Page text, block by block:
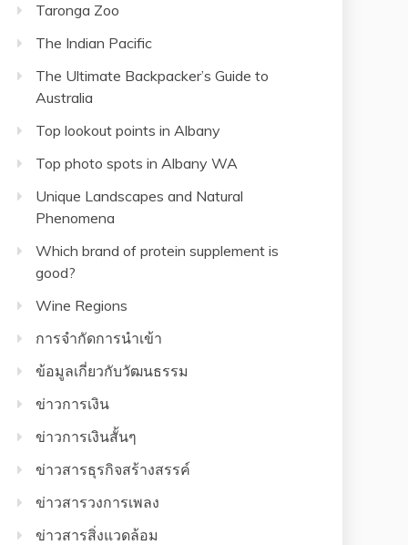
Taronga Zoo
The Indian Pacific
The Ultimate Backpacker’s Guide to
Australia
Top lookout points in Albany
Top photo spots in Albany WA
Unique Landscapes and Natural
Phenomena
Which brand of protein supplement is
good?
Wine Regions
การจำกัดการนำเข้า
ข้อมูลเกี่ยวกับวัฒนธรรม
ข่าวการเงิน
ข่าวการเงินสั้นๆ
ข่าวสารธุรกิจสร้างสรรค์
ข่าวสารวงการเพลง
ข่าวสารสิ่งแวดล้อม